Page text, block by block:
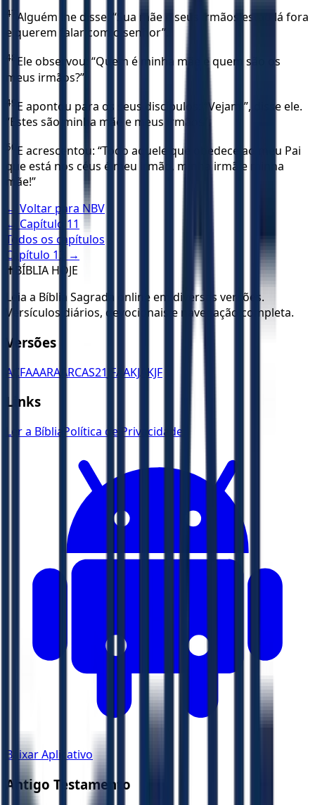
47 Alguém lhe disse: “Sua mãe e seus irmãos estão lá fora
e querem falar com o senhor”.
48 Ele observou: “Quem é minha mãe e quem são os
meus irmãos?”
49 E apontou para os seus discípulos: “Vejam!”, disse ele.
“Estes são minha mãe e meus irmãos”.
50 E acrescentou: “Todo aquele que obedece ao meu Pai
que está nos céus é meu irmão, minha irmã e minha
mãe!”
← Voltar para NBV
← Capítulo 11
Todos os capítulos
Capítulo 13
→
✝️ BÍBLIA HOJE
Leia a Bíblia Sagrada online em diversas versões.
Versículos diários, devocionais e navegação completa.
Versões
ACFAAARA ARCAS21 JFAAKJA KJF
Links
Ler a Bíblia Política de Privacidade
Baixar Aplicativo
Antigo Testamento